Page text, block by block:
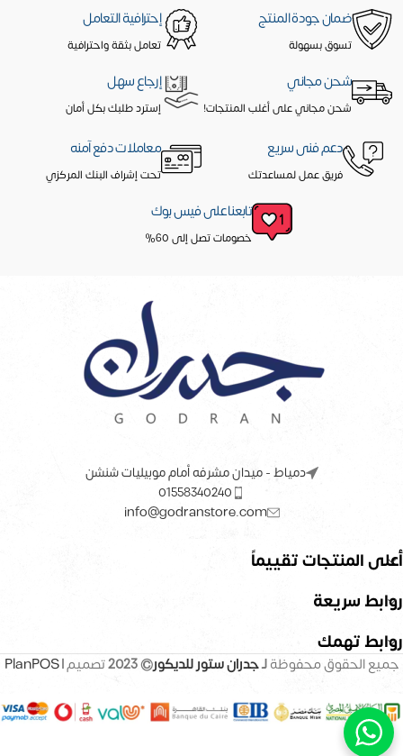
ضمان جودة المنتج
تسوق بسهولة
إحترافية التعامل
تعامل بثقة واحترافية
شحن مجاني
شحن مجاني على أغلب المنتجات!
إرجاع سهل
إسترد طلبك بكل أمان
دعم فنى سريع
فريق عمل لمساعدتك
معاملات دفع آمنه
تحت إشراف البنك المركزي
تابعنا على فيس بوك
خصومات تصل إلى 60%
دمياط - ميدان مشرفه أمام موبيليات شنشن
01558340240
info@godranstore.com
أعلى المنتجات تقييماً
روابط سريعة
روابط تهمك
جميع الحقوق محفوظةلـجدران ستور للديكور© 2023 تصميم |PlanPOS